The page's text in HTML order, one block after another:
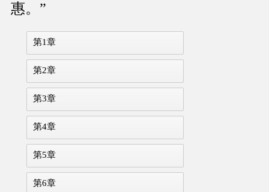
惠。”
第1章
第2章
第3章
第4章
第5章
第6章